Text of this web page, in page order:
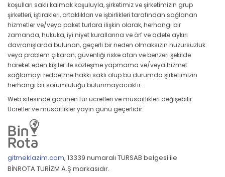
koşulları saklı kalmak koşuluyla, şirketimiz ve şirketimizin grup
şirketleri, iştirakleri, ortaklıkları ve işbirlikleri tarafından sağlanan
hizmetler ve/veya paket turlara ilişkin olarak, herhangi bir
zamanda, hukuka, iyi niyet kurallarına ve örf ve adete aykırı
davranışlarda bulunan, geçerli bir neden olmaksızın huzursuzluk
veya problem çıkaran, güvenliği riske atan ve benzeri şekilde
hareket eden kişiler ile sözleşme yapmama ve/veya hizmet
sağlamayı reddetme hakkı saklı olup bu durumda şirketimizin
herhangi bir sorumluluğu bulunmayacaktır.
Web sitesinde görünen tur ücretleri ve müsaitlikleri değişebilir.
Ücretler ve müsaitlikler yayın günü geçerlidir.
gitmeklazim.com, 13339 numaralı TURSAB belgesi ile
BİNROTA TURİZM A.Ş markasıdır.